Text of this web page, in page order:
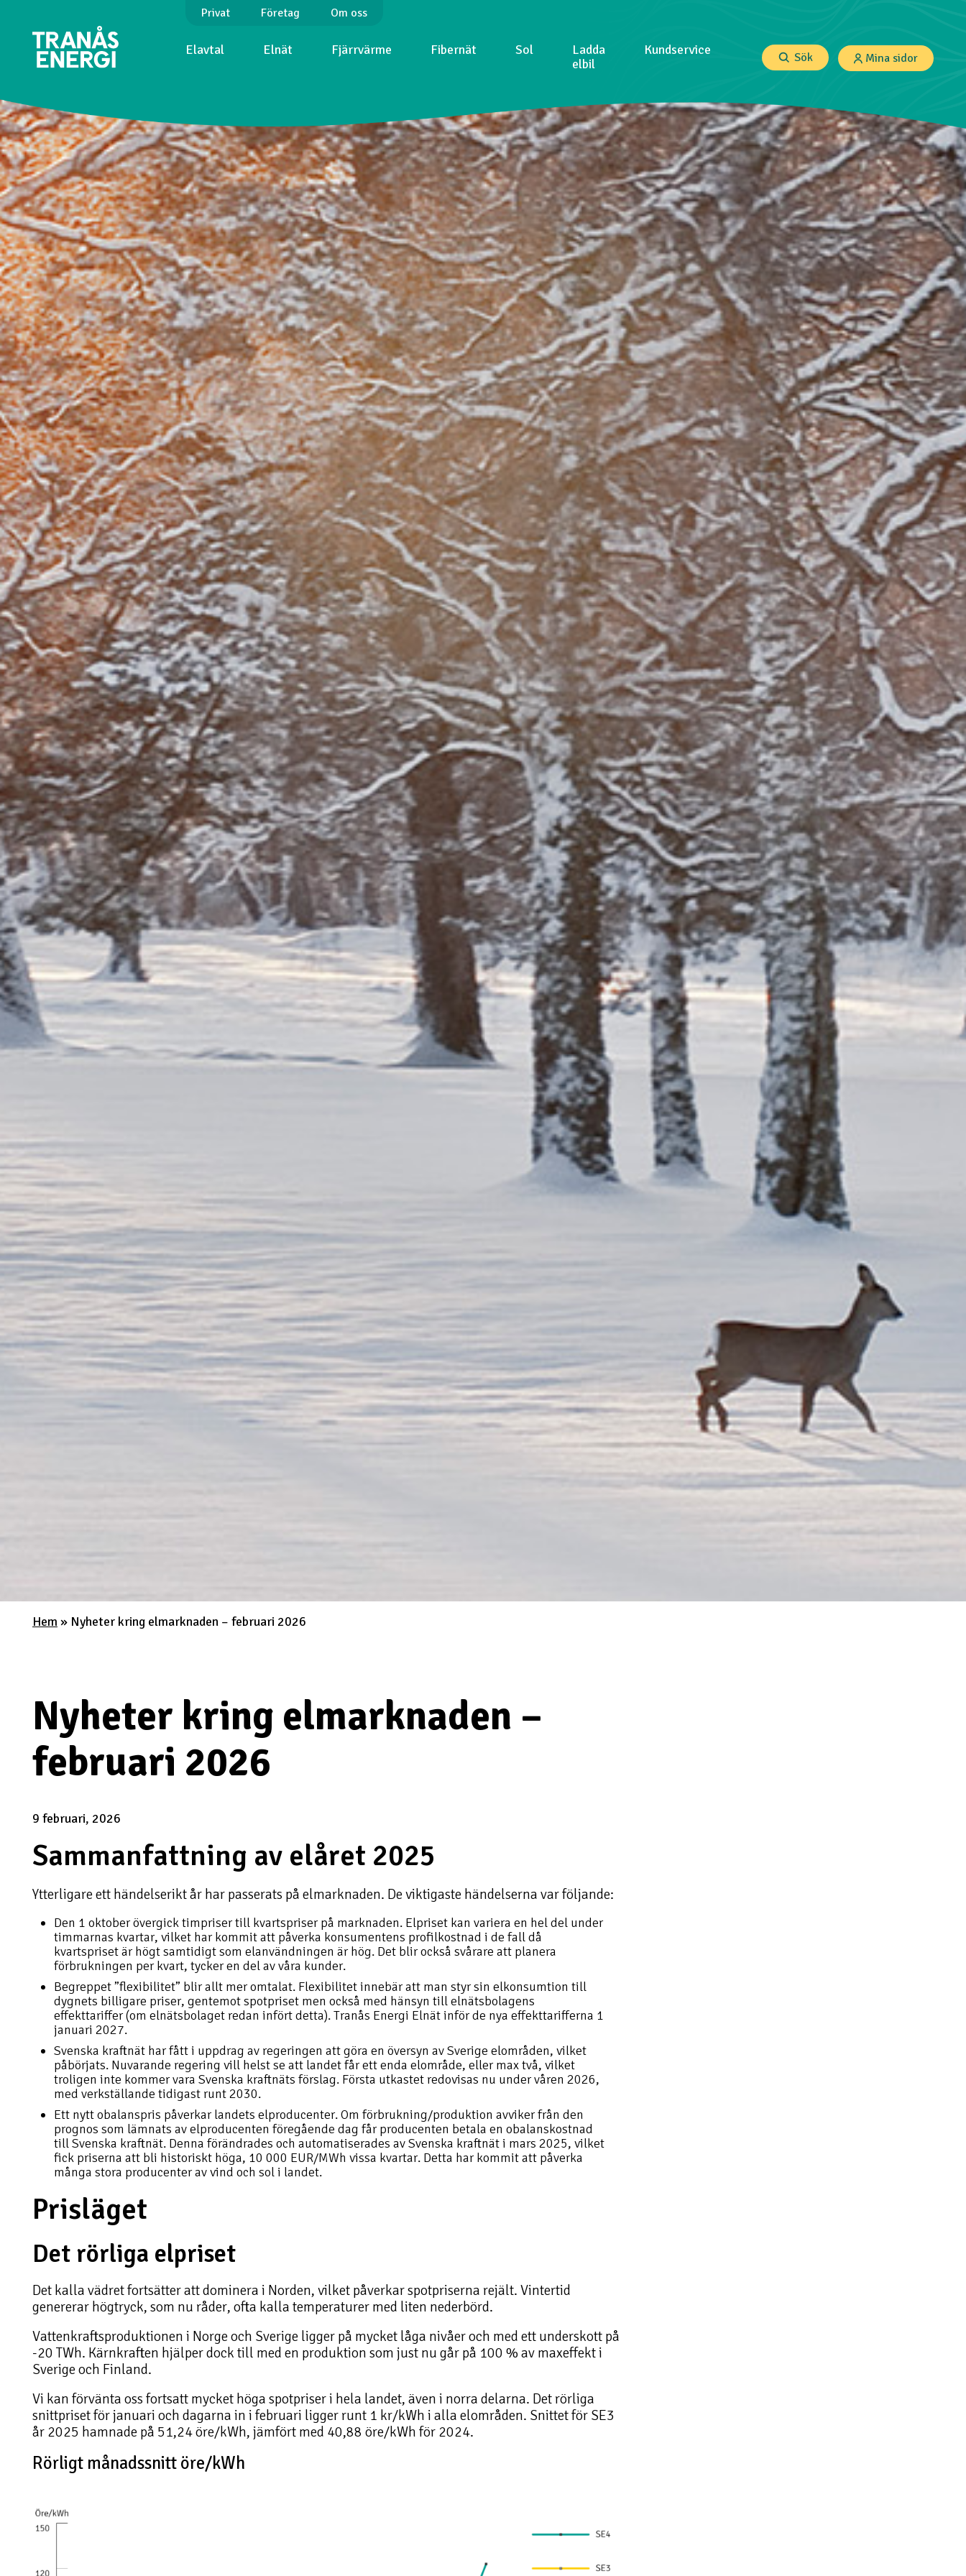
Privat Företag Om oss
Elavtal Elnät Fjärrvärme Fibernät Sol
Ladda
elbil
Kundservice Sök Mina sidor
Hem » Nyheter kring elmarknaden – februari 2026
Nyheter kring elmarknaden –
februari 2026
9 februari, 2026
Sammanfattning av elåret 2025
Ytterligare ett händelserikt år har passerats på elmarknaden. De viktigaste händelserna var följande:
Den 1 oktober övergick timpriser till kvartspriser på marknaden. Elpriset kan variera en hel del under
timmarnas kvartar, vilket har kommit att påverka konsumentens profilkostnad i de fall då
kvartspriset är högt samtidigt som elanvändningen är hög. Det blir också svårare att planera
förbrukningen per kvart, tycker en del av våra kunder.
Begreppet ”flexibilitet” blir allt mer omtalat. Flexibilitet innebär att man styr sin elkonsumtion till
dygnets billigare priser, gentemot spotpriset men också med hänsyn till elnätsbolagens
effekttariffer (om elnätsbolaget redan infört detta). Tranås Energi Elnät inför de nya effekttarifferna 1
januari 2027.
Svenska kraftnät har fått i uppdrag av regeringen att göra en översyn av Sverige elområden, vilket
påbörjats. Nuvarande regering vill helst se att landet får ett enda elområde, eller max två, vilket
troligen inte kommer vara Svenska kraftnäts förslag. Första utkastet redovisas nu under våren 2026,
med verkställande tidigast runt 2030.
Ett nytt obalanspris påverkar landets elproducenter. Om förbrukning/produktion avviker från den
prognos som lämnats av elproducenten föregående dag får producenten betala en obalanskostnad
till Svenska kraftnät. Denna förändrades och automatiserades av Svenska kraftnät i mars 2025, vilket
fick priserna att bli historiskt höga, 10 000 EUR/MWh vissa kvartar. Detta har kommit att påverka
många stora producenter av vind och sol i landet.
Prisläget
Det rörliga elpriset
Det kalla vädret fortsätter att dominera i Norden, vilket påverkar spotpriserna rejält. Vintertid
genererar högtryck, som nu råder, ofta kalla temperaturer med liten nederbörd.
Vattenkraftsproduktionen i Norge och Sverige ligger på mycket låga nivåer och med ett underskott på
-20 TWh. Kärnkraften hjälper dock till med en produktion som just nu går på 100 % av maxeffekt i
Sverige och Finland.
Vi kan förvänta oss fortsatt mycket höga spotpriser i hela landet, även i norra delarna. Det rörliga
snittpriset för januari och dagarna in i februari ligger runt 1 kr/kWh i alla elområden. Snittet för SE3
år 2025 hamnade på 51,24 öre/kWh, jämfört med 40,88 öre/kWh för 2024.
Rörligt månadssnitt öre/kWh